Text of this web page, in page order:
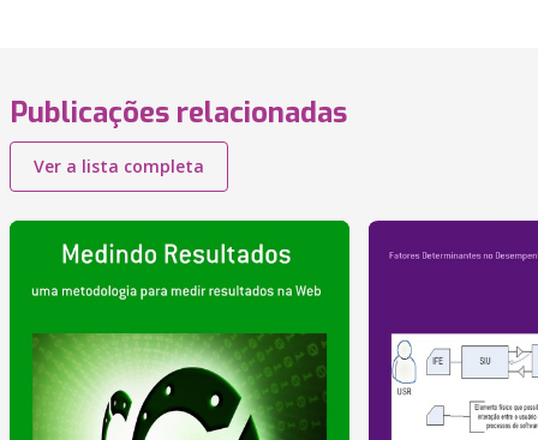
Publicações relacionadas
Ver a lista completa